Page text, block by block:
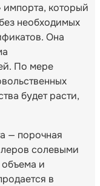
импорта, который
необходимых
Она
По мере
будет расти,
— порочная
солевыми
и
в